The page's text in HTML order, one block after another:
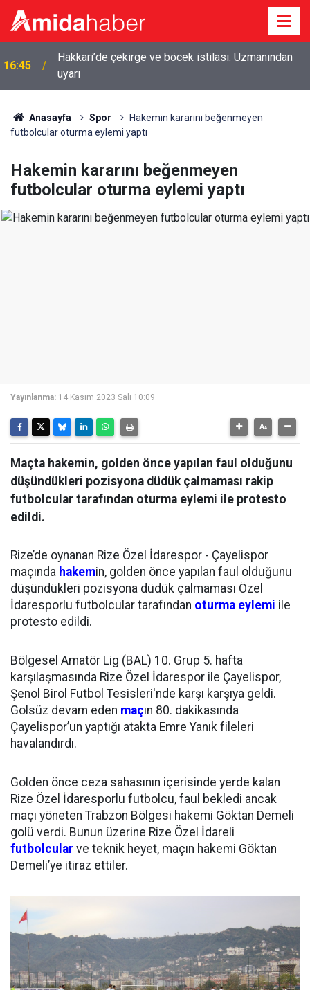
16:45
Hakkari’de çekirge ve böcek istilası: Uzmanından
uyarı
Anasayfa Spor
Hakemin kararını beğenmeyen
futbolcular oturma eylemi yaptı
Hakemin kararını beğenmeyen
futbolcular oturma eylemi yaptı
Yayınlanma: 14 Kasım 2023 Salı 10:09
Maçta hakemin, golden önce yapılan faul olduğunu
düşündükleri pozisyona düdük çalmaması rakip
futbolcular tarafından oturma eylemi ile protesto
edildi.
Rize’de oynanan Rize Özel İdarespor - Çayelispor
maçında hakemin, golden önce yapılan faul olduğunu
düşündükleri pozisyona düdük çalmaması Özel
İdaresporlu futbolcular tarafından oturma eylemi ile
protesto edildi.
Bölgesel Amatör Lig (BAL) 10. Grup 5. hafta
karşılaşmasında Rize Özel İdarespor ile Çayelispor,
Şenol Birol Futbol Tesisleri'nde karşı karşıya geldi.
Golsüz devam eden maçın 80. dakikasında
Çayelispor’un yaptığı atakta Emre Yanık fileleri
havalandırdı.
Golden önce ceza sahasının içerisinde yerde kalan
Rize Özel İdaresporlu futbolcu, faul bekledi ancak
maçı yöneten Trabzon Bölgesi hakemi Göktan Demeli
golü verdi. Bunun üzerine Rize Özel İdareli
futbolcular ve teknik heyet, maçın hakemi Göktan
Demeli’ye itiraz ettiler.